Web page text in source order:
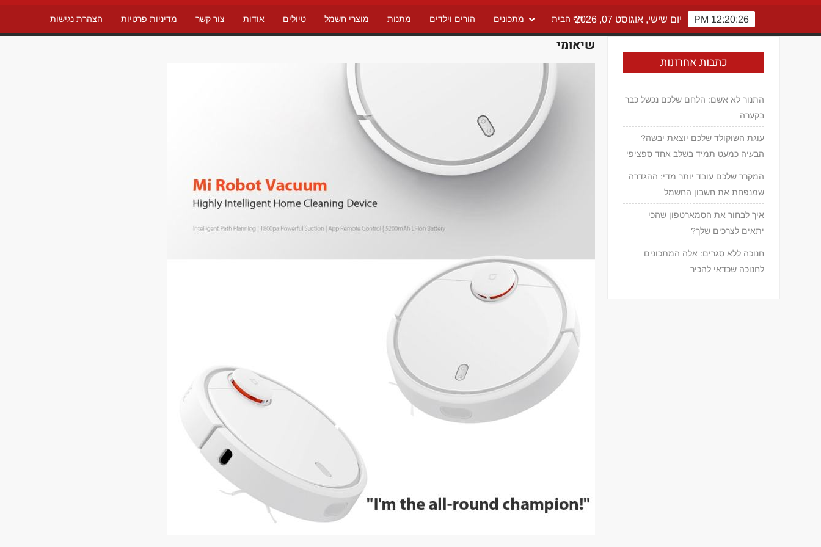
דף הבית מתכונים הורים וילדים מתנות מוצרי חשמל טיולים אודות צור קשר מדיניות פרטיות הצהרת נגישות 12:20:26 PM יום שישי, אוגוסט 07, 2026
שיאומי
כתבות אחרונות
התנור לא אשם: הלחם שלכם נכשל כבר
בקערה
עוגת השוקולד שלכם יוצאת יבשה?
הבעיה כמעט תמיד בשלב אחד ספציפי
המקרר שלכם עובד יותר מדי: ההגדרה
שמנפחת את חשבון החשמל
איך לבחור את הסמארטפון שהכי
יתאים לצרכים שלך?
חנוכה ללא סגרים: אלה המתכונים
לחנוכה שכדאי להכיר